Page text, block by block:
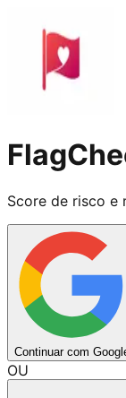
Score de risco e
Continuar com
OU